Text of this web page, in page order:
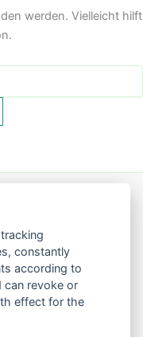
werden. Vielleicht hilft
constantly
according to
can revoke or
effect for the